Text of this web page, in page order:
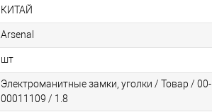
КИТАЙ
Arsenal
шт
Электроманитные замки, уголки / Товар / 00-
00011109 / 1.8